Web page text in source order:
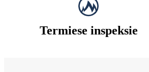
Termiese inspeksie